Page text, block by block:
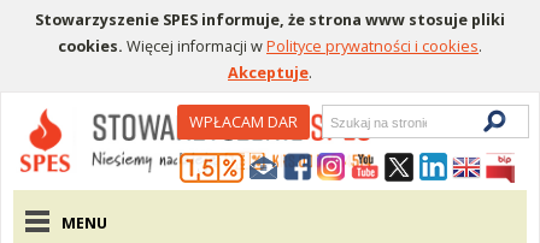
Stowarzyszenie SPES informuje, że strona www stosuje pliki
cookies. Więcej informacji wPolityce prywatności i cookies.
Akceptuje.
Menu pomocniczeWPŁACAM DAR
Wyszukiwarka
Menu główne
MENU